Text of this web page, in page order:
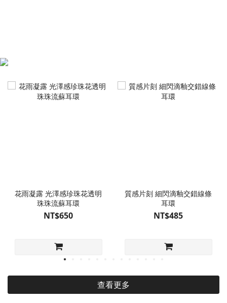
花雨凝露 光澤感珍珠花透明
珠珠流蘇耳環
NT$650
質感片刻 細閃滴釉交錯線條
耳環
NT$485
查看更多